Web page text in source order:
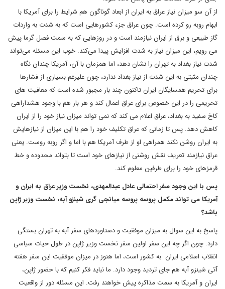
از آن سو میزان نیاز عراق به ایران از ابعاد گوناگون هم شرایط را برای آمریکا با
ابهام روبه رو کرده است. چون عراق جزء کشورهایی است که به شدت به واردات
گاز طبیعی و برق از ایران نیازمند است و در روزهایی که به سمت فصل گرما پیش
می رویم، این میزان نیاز به شدت افزایش پیدا می‌کند. خوب این مسئله می‌تواند
شدت نیاز بغداد به تهران را نشان دهد، اما همزمان با آن، آمریکا چندان نگاه
چندان مثبتی به این شدت از نیاز بغداد ندارد، چون علیرغم بسیاری از فشارها
برای تحریم همسایگان ایران تاکنون چند بار مجبور شده است که معافیت های
تحریمی را در این خصوص برای عراق اعمال کند و هر بار هم با وجود هشداراهی
کاخ سفید به بغداد، عراق اعلام می کند که نمی تواند میزان نیاز خود را از ایران
کاهش دهد. پس تا زمانی که عراق تکلیف خود را هم با این میزان از نیازهایش
به ایران روشن نکند همراهی او از طرف آمریکا هم با اما و اگر روبه روست. یعنی
عراق نیازمند تعریف نقش روشنی از نیازهای خود است تا بتواند محدوده و خط
قرمزهای خود را برای طرفین معلوم کند.
پس با این وجود سفر احتمالی عادل عبدالمهدی، نخست وزیر عراق به ایران و
آمریکا می تواند مکمل پروسه پروسه میانجی گری شینزو آبه، نخست وزیر ژاپن
باشد؟
پاسخ به این سوال به میزان موفقیت و دستاوردهای سفر آبه به تهران بستگی
دارد. چون اگر چه این سفر اولین سفر نخست وزیر ژاپن در طول حیات سیاسی
انقلاب اسلامی ایران به کشور است، اما هنوز در میزان موفقیت این سفر هفته
آتی شینزو آبه هم جای تردید وجود دارد. ما نباید فکر کنیم که با حضور ژاپن،
ایران و آمریکا به سمت مذاکره پیش خواهند رفت. این مسئله‌ دور از واقعیت